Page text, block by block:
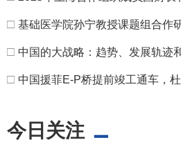
□ 基础医学院孙宁教授课题组合作
□ 中国的大战略：趋势、发展轨迹
□ 中国援菲E-P桥提前竣工通车，
今日关注